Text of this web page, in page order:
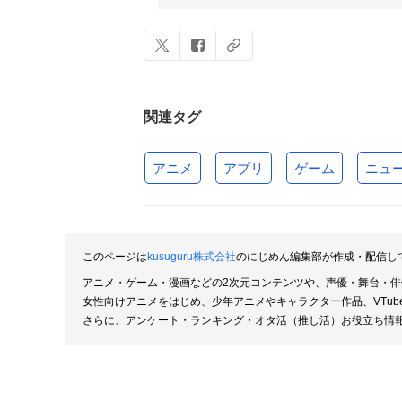
関連タグ
アニメ アプリ ゲーム ニュ
このページはkusuguru株式会社のにじめん編集部が作成・配信
アニメ・ゲーム・漫画などの2次元コンテンツや、声優・舞台・
女性向けアニメをはじめ、少年アニメやキャラクター作品、
さらに、アンケート・ランキング・オタ活（推し活）お役立ち